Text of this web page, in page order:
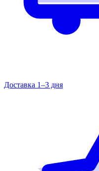
Доставка 1–3 дня